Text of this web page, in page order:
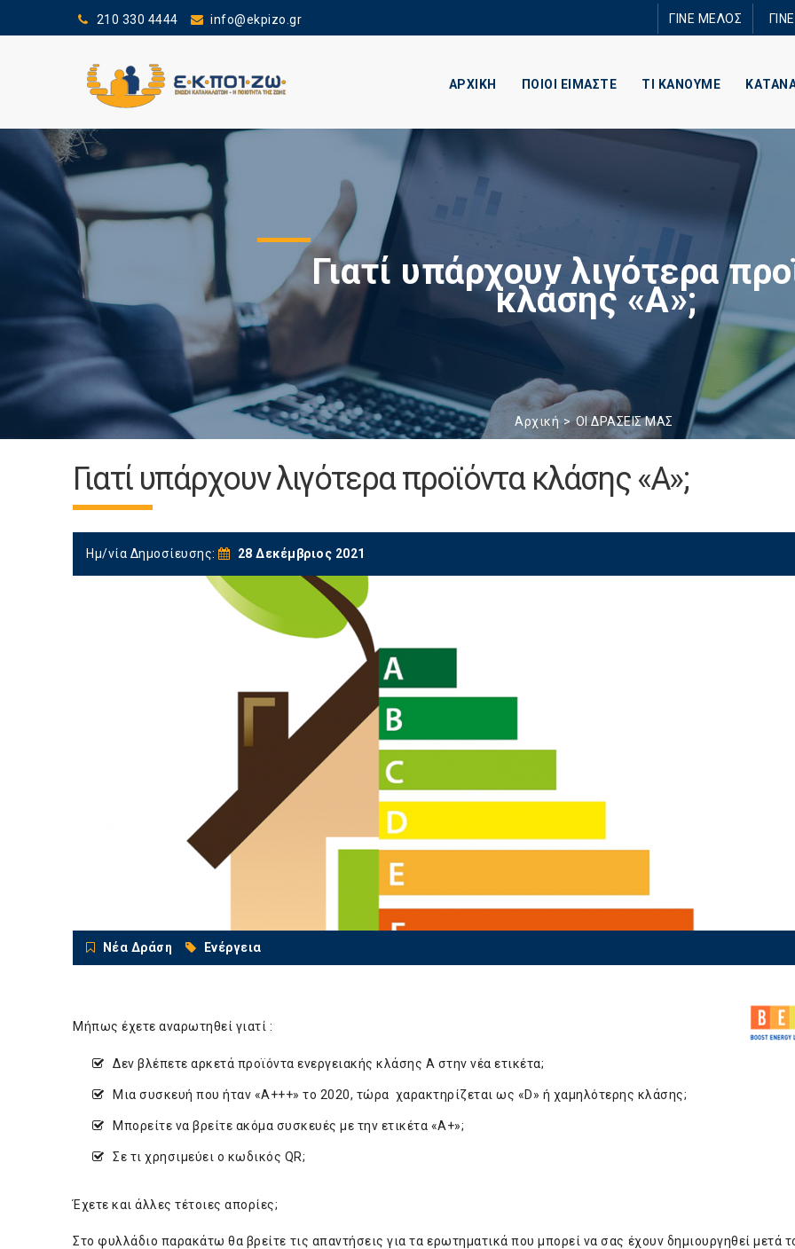
210 330 4444 info@ekpizo.gr ΓΙΝΕ ΜΕΛΟΣ
ΑΡΧΙΚΗ ΠΟΙΟΙ ΕΙΜΑΣΤΕ ΤΙ ΚΑΝΟΥΜΕ
Γιατί υπάρχουν λιγότερα
κλάσης «Α»;
Αρχική ΟΙ ΔΡΑΣΕΙΣ ΜΑΣ
Γιατί υπάρχουν λιγότερα προϊόντα κλάσης «Α»;
Ημ/νία Δημοσίευσης: 28 Δεκέμβριος 2021
Νέα Δράση Ενέργεια
Μήπως έχετε αναρωτηθεί γιατί :
Δεν βλέπετε αρκετά προϊόντα ενεργειακής κλάσης Α στην νέα ετικέτα;
Μια συσκευή που ήταν «Α+++» το 2020, τώρα χαρακτηρίζεται ως «D» ή χαμηλότερης κλάσης;
Μπορείτε να βρείτε ακόμα συσκευές με την ετικέτα «Α+»;
Σε τι χρησιμεύει ο κωδικός QR;
Έχετε και άλλες τέτοιες απορίες;
Στο φυλλάδιο παρακάτω θα βρείτε τις απαντήσεις για τα ερωτηματικά που μπορεί να σας έχουν δημιουργηθεί μετά